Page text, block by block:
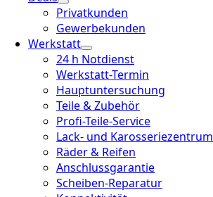
Privatkunden
Gewerbekunden
Werkstatt
24 h Notdienst
Werkstatt-Termin
Hauptuntersuchung
Teile & Zubehör
Profi-Teile-Service
Lack- und Karosseriezentrum
Räder & Reifen
Anschlussgarantie
Scheiben-Reparatur